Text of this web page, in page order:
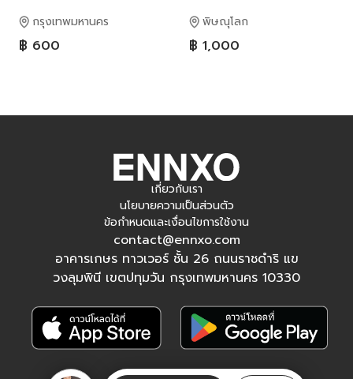
กรุงเทพมหานคร
฿ 600
พิษณุโลก
฿ 1,000
เกี่ยวกับเรา
นโยบายความเป็นส่วนตัว
ข้อกำหนดและเงื่อนไขการใช้งาน
contact@ennxo.com
อาคารเกษร ทาวเวอร์ ชั้น 26 ถนนราชดำริ แข
วงลุมพินี เขตปทุมวัน กรุงเทพมหานคร 10330